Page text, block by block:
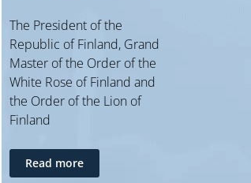
The President of the
Republic of Finland, Grand
Master of the Order of the
White Rose of Finland and
the Order of the Lion of
Finland
Read more